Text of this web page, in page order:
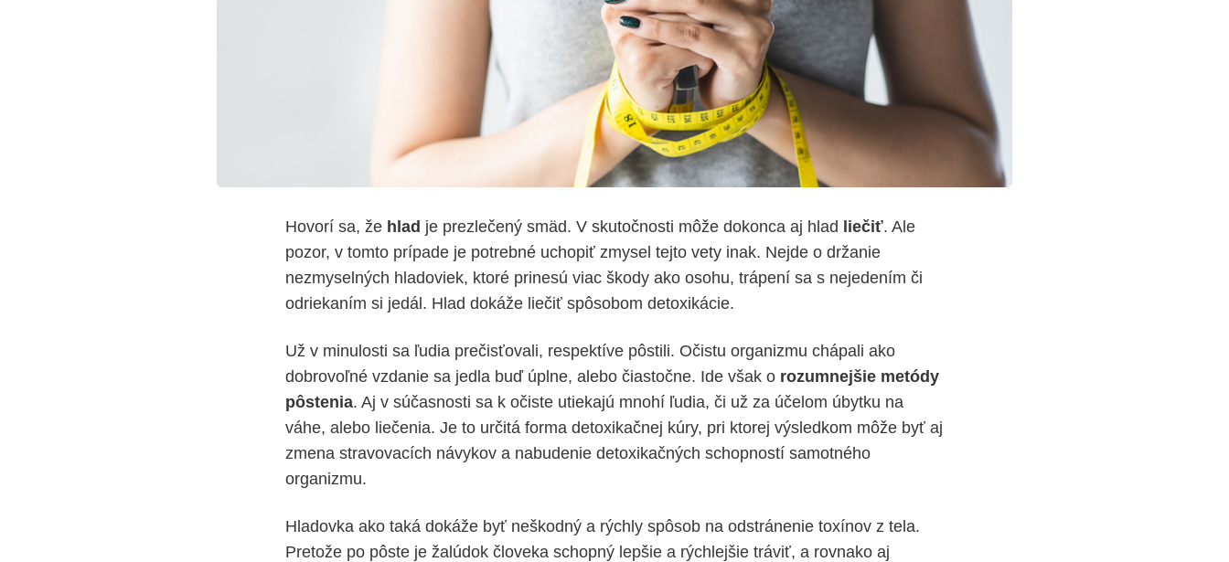
Hovorí sa, že hlad je prezlečený smäd. V skutočnosti môže dokonca aj hlad liečiť. Ale
pozor, v tomto prípade je potrebné uchopiť zmysel tejto vety inak. Nejde o držanie
nezmyselných hladoviek, ktoré prinesú viac škody ako osohu, trápení sa s nejedením či
odriekaním si jedál. Hlad dokáže liečiť spôsobom detoxikácie.
Už v minulosti sa ľudia prečisťovali, respektíve pôstili. Očistu organizmu chápali ako
dobrovoľné vzdanie sa jedla buď úplne, alebo čiastočne. Ide však o rozumnejšie metódy
pôstenia. Aj v súčasnosti sa k očiste utiekajú mnohí ľudia, či už za účelom úbytku na
váhe, alebo liečenia. Je to určitá forma detoxikačnej kúry, pri ktorej výsledkom môže byť aj
zmena stravovacích návykov a nabudenie detoxikačných schopností samotného
organizmu.
Hladovka ako taká dokáže byť neškodný a rýchly spôsob na odstránenie toxínov z tela.
Pretože po pôste je žalúdok človeka schopný lepšie a rýchlejšie tráviť, a rovnako aj